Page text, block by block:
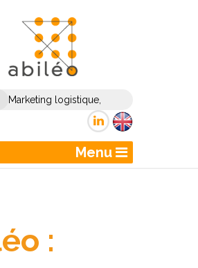
Marketing logistique,
marketing transport :
comment dynamiser son
marketing et sa
Menu
: